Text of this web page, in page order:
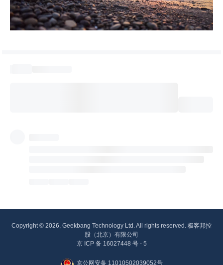
Copyright © 2026, Geekbang Technology Ltd. All rights reserved. 极客邦控
股（北京）有限公司
京 ICP 备 16027448 号 - 5
京公网安备 11010502039052号